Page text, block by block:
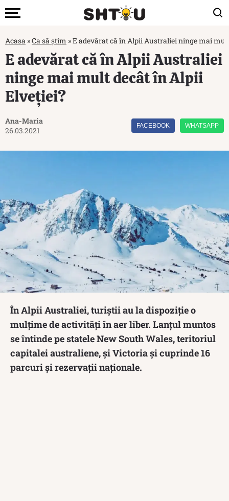
Acasa »Ca să știm »E adevărat că în Alpii Australiei ninge mai
E adevărat că în Alpii Australiei
ninge mai mult decât în Alpii
Elveției?
Ana-Maria
26.03.2021
FACEBOOK WHATSAPP
În Alpii Australiei, turiștii au la dispoziție o
mulțime de activități în aer liber. Lanțul muntos
se întinde pe statele New South Wales, teritoriul
capitalei australiene, și Victoria și cuprinde 16
parcuri și rezervații naționale.